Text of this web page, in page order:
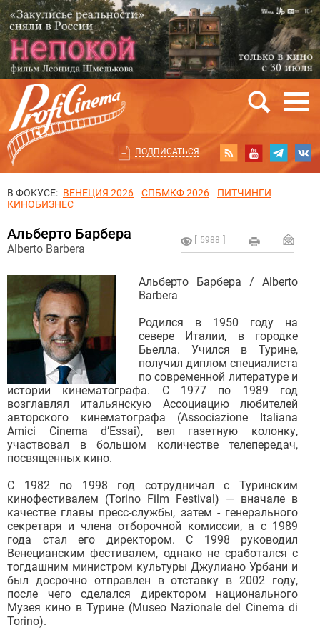
ПОДПИСАТЬСЯ
В ФОКУСЕ: ВЕНЕЦИЯ 2026 СПБМКФ 2026
ПИТЧИНГИ
КИНОБИЗНЕС
5988
Альберто Барбера
Alberto Barbera
Альберто Барбера / Alberto
Barbera
Родился в 1950 году на
севере Италии, в городке
Бьелла. Учился в Турине,
получил диплом специалиста
по современной литературе и
истории кинематографа. С 1977 по 1989 год
возглавлял итальянскую Ассоциацию любителей
авторского кинематографа (Associazione Italiana
Amici Cinema d’Essai), вел газетную колонку,
участвовал в большом количестве телепередач,
посвященных кино.
С 1982 по 1998 год сотрудничал с Туринским
кинофестивалем (Torino Film Festival) — вначале в
качестве главы пресс-службы, затем - генерального
секретаря и члена отборочной комиссии, а с 1989
года стал его директором. C 1998 руководил
Венецианским фестивалем, однако не сработался с
тогдашним министром культуры Джулиано Урбани и
был досрочно отправлен в отставку в 2002 году,
после чего сделался директором национального
Музея кино в Турине (Museo Nazionale del Cinema di
Torino).